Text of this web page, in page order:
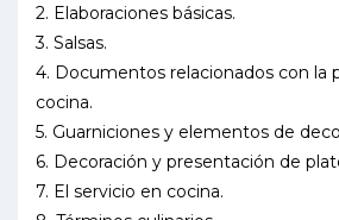
2. Elaboraciones básicas.
3. Salsas.
4. Documentos relacionados con la
cocina.
5. Guarniciones y elementos de
6. Decoración y presentación de
7. El servicio en cocina.